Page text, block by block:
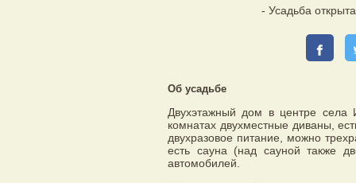
- Усадьба
Об усадьбе
Двухэтажный дом в центре села
комнатах двухместные диваны,
двухразовое питание, можно
есть сауна (над сауной также
автомобилей.